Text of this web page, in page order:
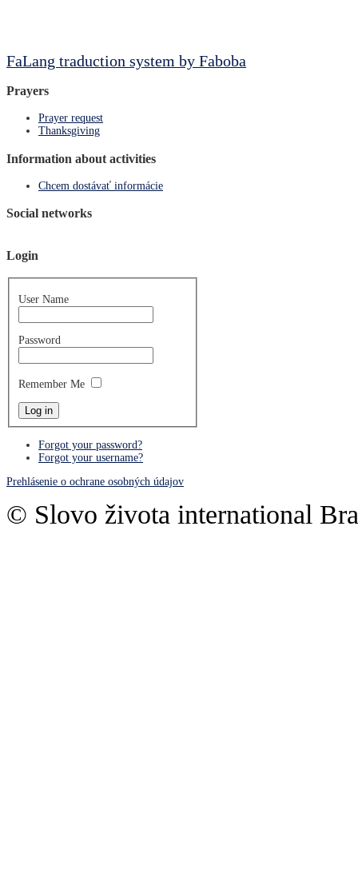
FaLang traduction system by Faboba
Prayers
Prayer request
Thanksgiving
Information about activities
Chcem dostávať informácie
Social networks
Login
User Name
Password
Remember Me
Forgot your password?
Forgot your username?
Prehlásenie o ochrane osobných údajov
© Slovo života international